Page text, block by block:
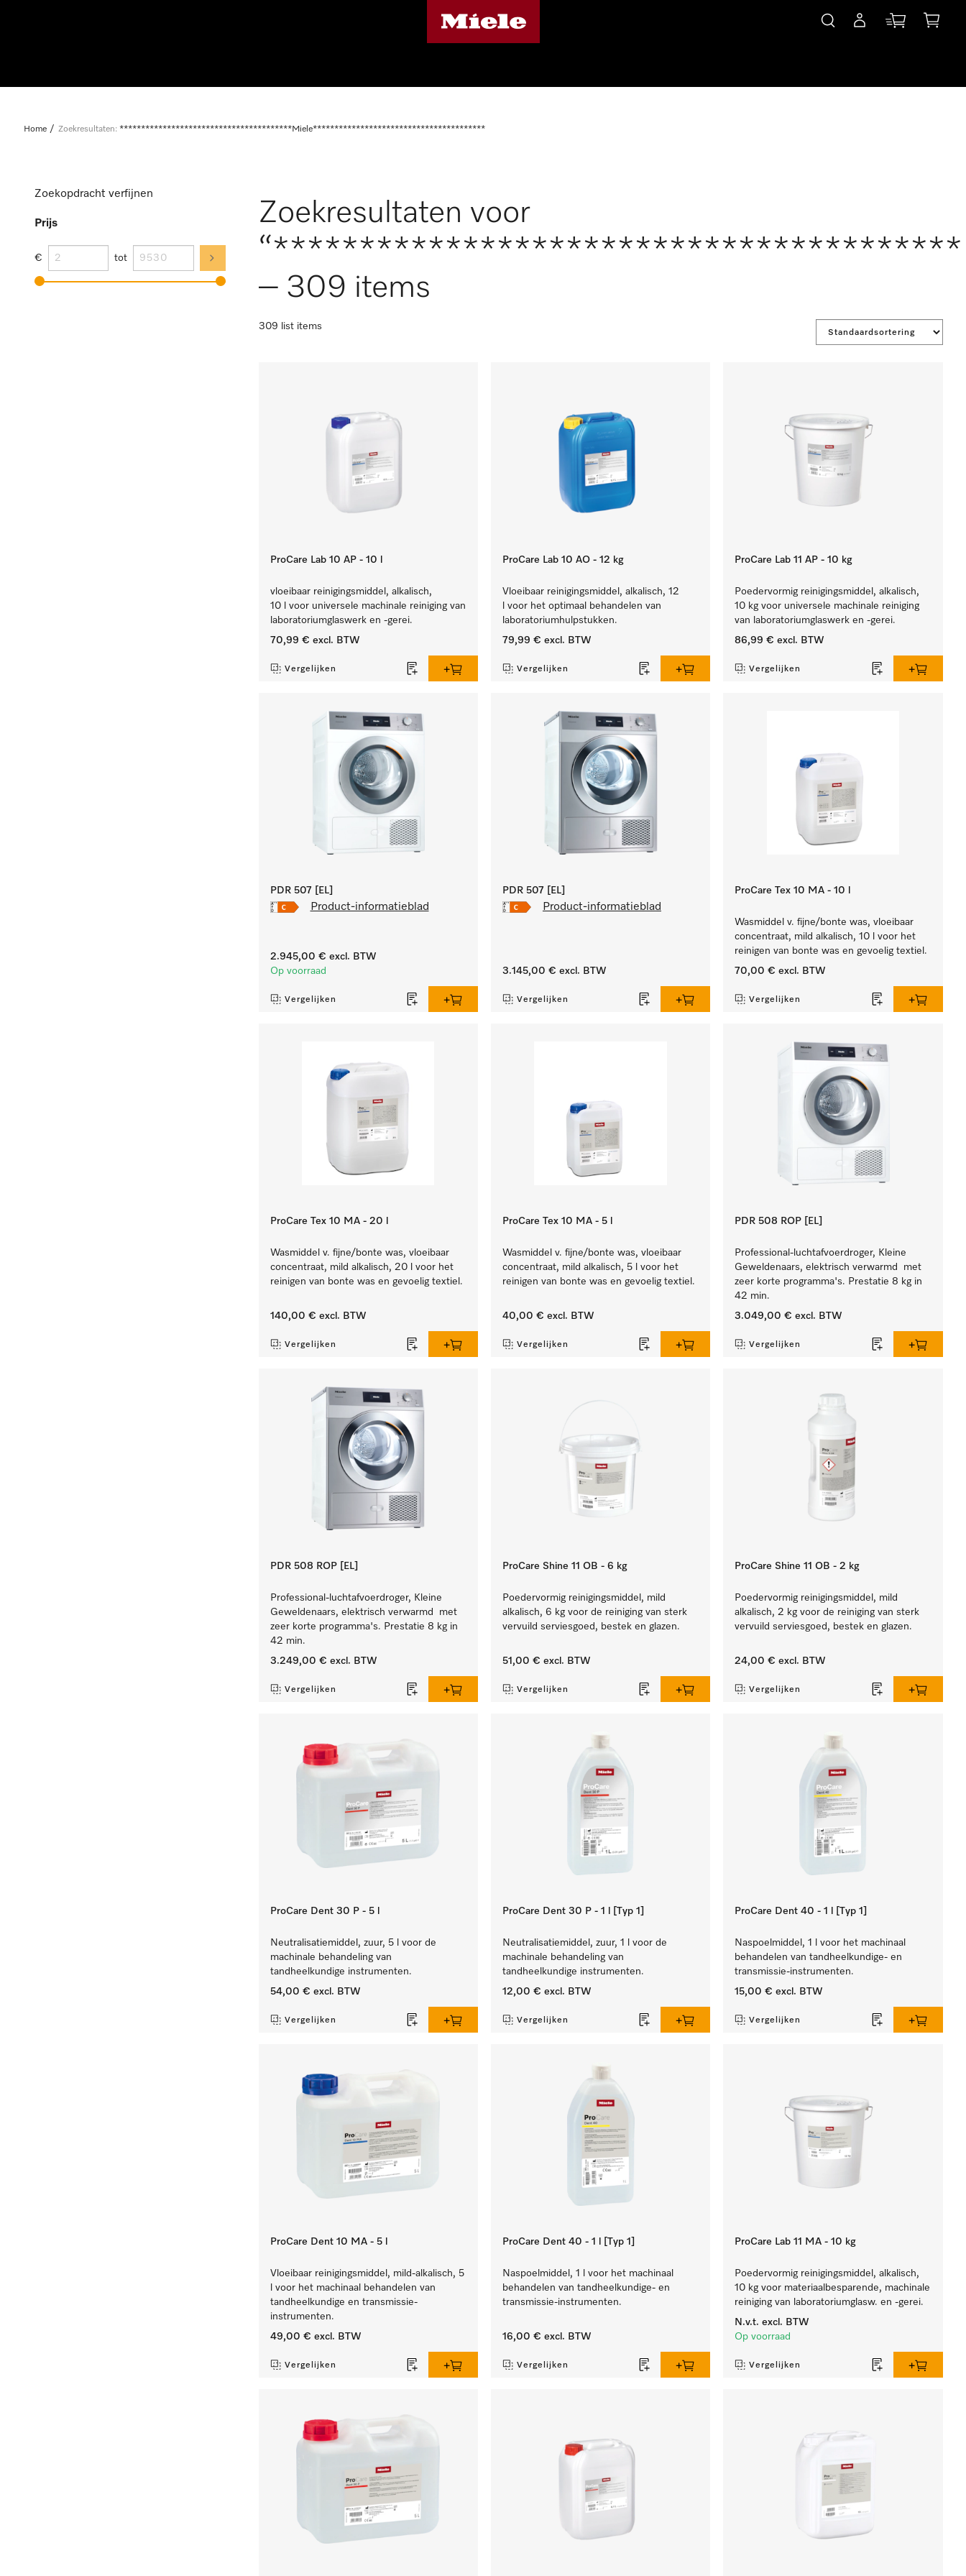
Home Zoekresultaten: ****************************************Miele****************************************
Zoekopdracht verfijnen
Prijs
€ tot
Zoekresultaten voor
– 309 items
309 list items
ProCare Lab 10 AP - 10 l
vloeibaar reinigingsmiddel, alkalisch,
10 l voor universele machinale reiniging van
laboratoriumglaswerk en -gerei.
70,99 € excl. BTW
Vergelijken
ProCare Lab 10 AO - 12 kg
Vloeibaar reinigingsmiddel, alkalisch, 12
l voor het optimaal behandelen van
laboratoriumhulpstukken.
79,99 € excl. BTW
Vergelijken
ProCare Lab 11 AP - 10 kg
Poedervormig reinigingsmiddel, alkalisch,
10 kg voor universele machinale reiniging
van laboratoriumglaswerk en -gerei.
86,99 € excl. BTW
Vergelijken
PDR 507 [EL]
Product-informatieblad
2.945,00 € excl. BTW
Op voorraad
Vergelijken
PDR 507 [EL]
Product-informatieblad
3.145,00 € excl. BTW
Vergelijken
ProCare Tex 10 MA - 10 l
Wasmiddel v. fijne/bonte was, vloeibaar
concentraat, mild alkalisch, 10 l voor het
reinigen van bonte was en gevoelig textiel.
70,00 € excl. BTW
Vergelijken
ProCare Tex 10 MA - 20 l
Wasmiddel v. fijne/bonte was, vloeibaar
concentraat, mild alkalisch, 20 l voor het
reinigen van bonte was en gevoelig textiel.
140,00 € excl. BTW
Vergelijken
ProCare Tex 10 MA - 5 l
Wasmiddel v. fijne/bonte was, vloeibaar
concentraat, mild alkalisch, 5 l voor het
reinigen van bonte was en gevoelig textiel.
40,00 € excl. BTW
Vergelijken
PDR 508 ROP [EL]
Professional-luchtafvoerdroger, Kleine
Geweldenaars, elektrisch verwarmd met
zeer korte programma's. Prestatie 8 kg in
42 min.
3.049,00 € excl. BTW
Vergelijken
PDR 508 ROP [EL]
Professional-luchtafvoerdroger, Kleine
Geweldenaars, elektrisch verwarmd met
zeer korte programma's. Prestatie 8 kg in
42 min.
3.249,00 € excl. BTW
Vergelijken
ProCare Shine 11 OB - 6 kg
Poedervormig reinigingsmiddel, mild
alkalisch, 6 kg voor de reiniging van sterk
vervuild serviesgoed, bestek en glazen.
51,00 € excl. BTW
Vergelijken
ProCare Shine 11 OB - 2 kg
Poedervormig reinigingsmiddel, mild
alkalisch, 2 kg voor de reiniging van sterk
vervuild serviesgoed, bestek en glazen.
24,00 € excl. BTW
Vergelijken
ProCare Dent 30 P - 5 l
Neutralisatiemiddel, zuur, 5 l voor de
machinale behandeling van
tandheelkundige instrumenten.
54,00 € excl. BTW
Vergelijken
ProCare Dent 30 P - 1 l [Typ 1]
Neutralisatiemiddel, zuur, 1 l voor de
machinale behandeling van
tandheelkundige instrumenten.
12,00 € excl. BTW
Vergelijken
ProCare Dent 40 - 1 l [Typ 1]
Naspoelmiddel, 1 l voor het machinaal
behandelen van tandheelkundige- en
transmissie-instrumenten.
15,00 € excl. BTW
Vergelijken
ProCare Dent 10 MA - 5 l
Vloeibaar reinigingsmiddel, mild-alkalisch, 5
l voor het machinaal behandelen van
tandheelkundige en transmissie-
instrumenten.
49,00 € excl. BTW
Vergelijken
ProCare Dent 40 - 1 l [Typ 1]
Naspoelmiddel, 1 l voor het machinaal
behandelen van tandheelkundige- en
transmissie-instrumenten.
16,00 € excl. BTW
Vergelijken
ProCare Lab 11 MA - 10 kg
Poedervormig reinigingsmiddel, alkalisch,
10 kg voor materiaalbesparende, machinale
reiniging van laboratoriumglasw. en -gerei.
N.v.t. excl. BTW
Op voorraad
Vergelijken